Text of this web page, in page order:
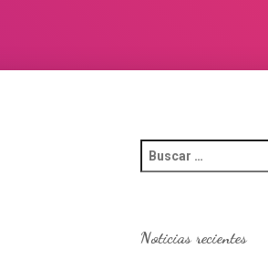
u
a
Noticias recientes